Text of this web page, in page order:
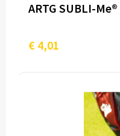
ARTG SUBLI-
€ 4,01